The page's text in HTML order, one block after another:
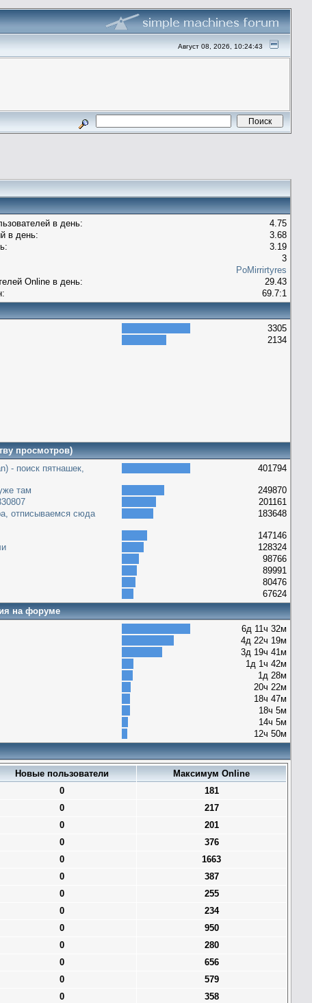
Август 08, 2026, 10:24:43
в день:
4.75
в день:
3.68
3.19
3
PoMirrirtyres
Оnline в день:
29.43
69.7:1
3305
2134
просмотров)
- поиск пятнашек,
401794
там
249870
201161
отписываемся сюда
183648
147146
128324
98766
89991
80476
67624
на форуме
6д 11ч 32м
4д 22ч 19м
3д 19ч 41м
1д 1ч 42м
1д 28м
20ч 22м
18ч 47м
18ч 5м
14ч 5м
12ч 50м
Новые пользователи
Максимум Online
0
181
0
217
0
201
0
376
0
1663
0
387
0
255
0
234
0
950
0
280
0
656
0
579
0
358